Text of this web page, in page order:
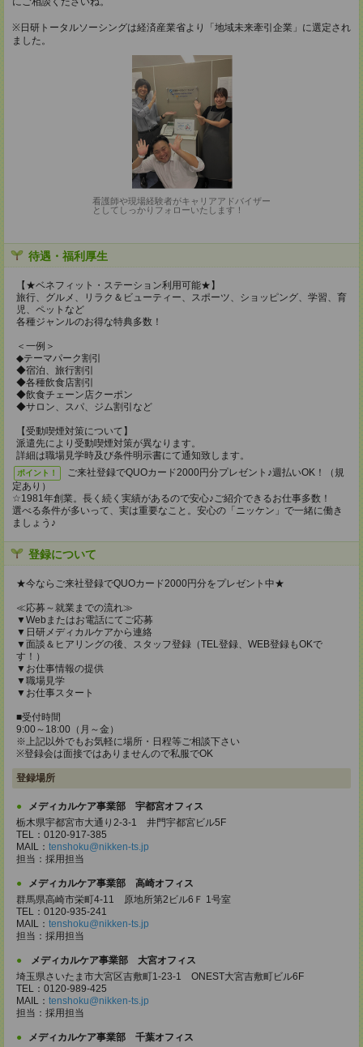
※日研トータルソーシングは経済産業省より「地域未来牽引企業」に選定され
ました。
看護師や現場経験者がキャリアアドバイザー
としてしっかりフォローいたします！
待遇・福利厚生
【★ベネフィット・ステーション利用可能★】
旅行、グルメ、リラク＆ビューティー、スポーツ、ショッピング、学習、育
児、ペットなど
各種ジャンルのお得な特典多数！
＜一例＞
◆テーマパーク割引
◆宿泊、旅行割引
◆各種飲食店割引
◆飲食チェーン店クーポン
◆サロン、スパ、ジム割引など
【受動喫煙対策について】
派遣先により受動喫煙対策が異なります。
詳細は職場見学時及び条件明示書にて通知致します。
ポイント！
ご来社登録でQUOカード2000円分プレゼント♪週払いOK！（規
定あり）
☆1981年創業。長く続く実績があるので安心♪ご紹介できるお仕事多数！
選べる条件が多いって、実は重要なこと。安心の「ニッケン」で一緒に働き
ましょう♪
登録について
★今ならご来社登録でQUOカード2000円分をプレゼント中★
≪応募～就業までの流れ≫
▼Webまたはお電話にてご応募
▼日研メディカルケアから連絡
▼面談＆ヒアリングの後、スタッフ登録（TEL登録、WEB登録もOKで
す！）
▼お仕事情報の提供
▼職場見学
▼お仕事スタート
■受付時間
9:00～18:00（月～金）
※上記以外でもお気軽に場所・日程等ご相談下さい
※登録会は面接ではありませんので私服でOK
登録場所
メディカルケア事業部 宇都宮オフィス
栃木県宇都宮市大通り2-3-1 井門宇都宮ビル5F
TEL：0120-917-385
MAIL： tenshoku@nikken-ts.jp
担当：採用担当
メディカルケア事業部 高崎オフィス
群馬県高崎市栄町4-11 原地所第2ビル6Ｆ 1号室
TEL：0120-935-241
MAIL： tenshoku@nikken-ts.jp
担当：採用担当
メディカルケア事業部 大宮オフィス
埼玉県さいたま市大宮区吉敷町1-23-1 ONEST大宮吉敷町ビル6F
TEL：0120-989-425
MAIL： tenshoku@nikken-ts.jp
担当：採用担当
メディカルケア事業部 千葉オフィス